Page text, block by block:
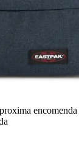
encomenda